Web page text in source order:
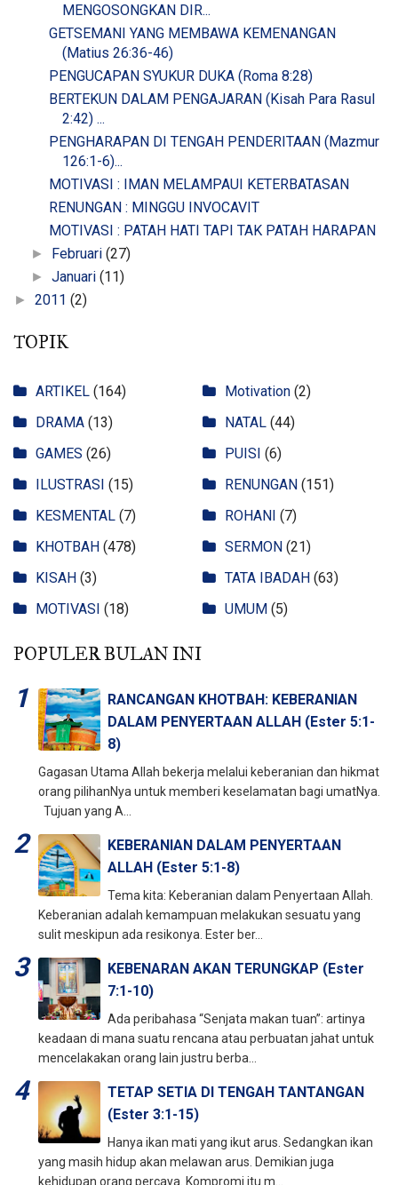
MENGOSONGKAN DIR...
GETSEMANI YANG MEMBAWA KEMENANGAN
(Matius 26:36-46)
PENGUCAPAN SYUKUR DUKA (Roma 8:28)
BERTEKUN DALAM PENGAJARAN (Kisah Para Rasul
2:42) ...
PENGHARAPAN DI TENGAH PENDERITAAN (Mazmur
126:1-6)...
MOTIVASI : IMAN MELAMPAUI KETERBATASAN
RENUNGAN : MINGGU INVOCAVIT
MOTIVASI : PATAH HATI TAPI TAK PATAH HARAPAN
► Februari(27)
►Januari(11)
► 2011 (2)
TOPIK
ARTIKEL (164)
DRAMA (13)
GAMES (26)
ILUSTRASI (15)
KESMENTAL (7)
KHOTBAH (478)
KISAH (3)
MOTIVASI (18)
Motivation (2)
NATAL (44)
PUISI (6)
RENUNGAN (151)
ROHANI (7)
SERMON (21)
TATA IBADAH (63)
UMUM (5)
POPULER BULAN INI
RANCANGAN KHOTBAH: KEBERANIAN
DALAM PENYERTAAN ALLAH (Ester 5:1-
8)
Gagasan Utama Allah bekerja melalui keberanian dan hikmat
orang pilihanNya untuk memberi keselamatan bagi umatNya.
Tujuan yang A...
KEBERANIAN DALAM PENYERTAAN
ALLAH (Ester 5:1-8)
Tema kita: Keberanian dalam Penyertaan Allah.
Keberanian adalah kemampuan melakukan sesuatu yang
sulit meskipun ada resikonya. Ester ber...
KEBENARAN AKAN TERUNGKAP (Ester
7:1-10)
Ada peribahasa “Senjata makan tuan”: artinya
keadaan di mana suatu rencana atau perbuatan jahat untuk
mencelakakan orang lain justru berba...
TETAP SETIA DI TENGAH TANTANGAN
(Ester 3:1-15)
Hanya ikan mati yang ikut arus. Sedangkan ikan
yang masih hidup akan melawan arus. Demikian juga
kehidupan orang percaya. Kompromi itu m...